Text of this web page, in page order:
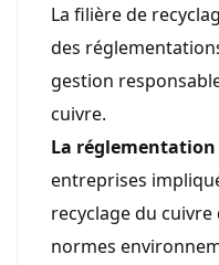
La filière de
des
gestion
cuivre.
La
entreprises
recyclage du
normes